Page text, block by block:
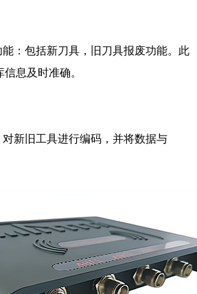
包括新刀具，旧刀具报废功能。此
息及时准确。
旧工具进行编码，并将数据与